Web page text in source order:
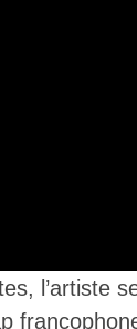
l’artiste